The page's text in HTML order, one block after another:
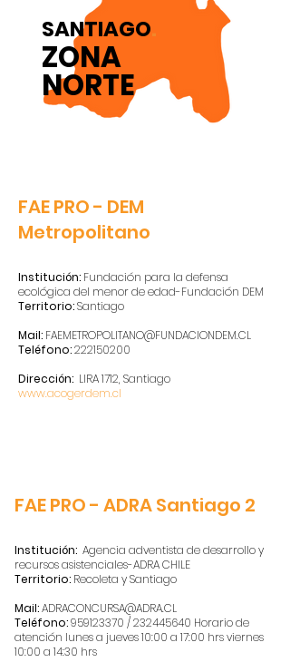
SANTIAGO.
ZONA
NORTE
FAE PRO - DEM
Metropolitano
Institución: Fundación para la defensa
ecológica del menor de edad-Fundación DEM
Territorio:Santiago
Mail: FAEMETROPOLITANO@FUNDACIONDEM.CL
Teléfono:222150200
Dirección: LIRA 1712, Santiago
www.acogerdem.cl
FAE PRO - ADRA Santiago 2
Institución: Agencia adventista de desarrollo y
recursos asistenciales-ADRA CHILE
Territorio: Recoleta y Santiago
Mail:ADRACONCURSA@ADRA.CL
Teléfono:959123370 /232445640 Horario de
atención lunes a jueves 10:00 a 17:00 hrs viernes
10:00 a 14:30 hrs